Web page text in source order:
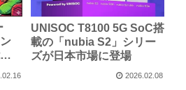
UNISOC T8100 5G SoC搭
載の「nubia S2」シリー
ズが日本市場に登場
2026.02.08